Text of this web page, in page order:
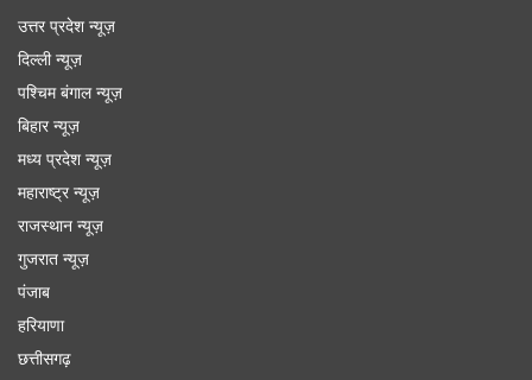
5:40 PM (IST)
रूस ने संयम बरतने की अपील की
एक-दूसरे पर किए गए हमलों के बाद रूस ने अमेरिका और ईरान
उत्तर प्रदेश न्यूज़
दिल्ली न्यूज़
पश्चिम बंगाल न्यूज़
बिहार न्यूज़
मध्य प्रदेश न्यूज़
महाराष्ट्र न्यूज़
राजस्थान न्यूज़
गुजरात न्यूज़
पंजाब
हरियाणा
छत्तीसगढ़